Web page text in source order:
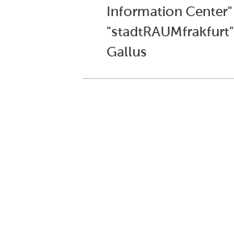
Information Center"
"stadtRAUMfrakfurt"
Gallus